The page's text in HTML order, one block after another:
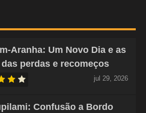
Aranha: Um Novo Dia e as
perdas e recomeços
jul 29, 2026
Confusão a Bordo